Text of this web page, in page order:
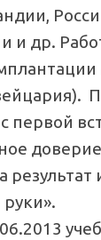
и др.
первой